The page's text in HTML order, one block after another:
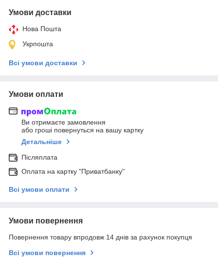
Умови доставки
Нова Пошта
Укрпошта
Всі умови доставки
Умови оплати
Ви отримаєте замовлення
або гроші повернуться на вашу картку
Детальніше
Післяплата
Оплата на картку "Приватбанку"
Всі умови оплати
Умови повернення
Повернення товару впродовж 14 днів за рахунок покупця
Всі умови повернення